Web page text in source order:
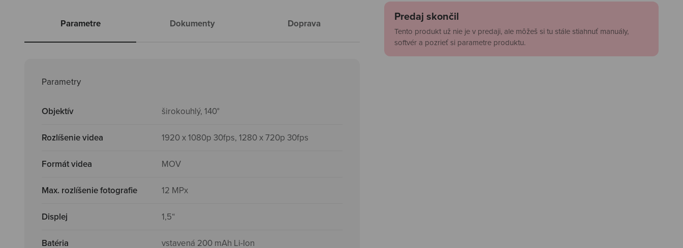
Predaj skončil
Tento produkt už nie je v predaji, ale môžeš si tu stále stiahnuť manuály,
softvér a pozrieť si parametre produktu.
Parametre
Parametry
Objektív širokouhlý, 140°
Rozlíšenie videa 1920 x 1080p 30fps, 1280 x 720p 30fps
Formát videa MOV
Max. rozlíšenie fotografie 12 MPx
Displej 1,5“
Batéria vstavená 200 mAh Li-Ion
Dokumenty Doprava